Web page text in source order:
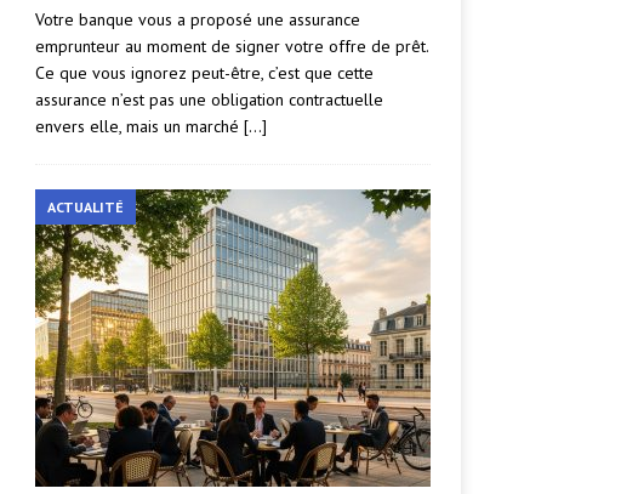
Votre banque vous a proposé une assurance
emprunteur au moment de signer votre offre de prêt.
Ce que vous ignorez peut-être, c’est que cette
assurance n’est pas une obligation contractuelle
envers elle, mais un marché […]
ACTUALITÉ